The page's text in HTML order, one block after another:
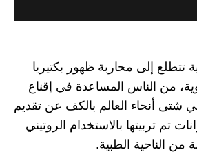
ظهور بكتيريا
المساعدة في إقناع
العالم بالكف عن تقديم
بالاستخدام الروتيني
الطبية.